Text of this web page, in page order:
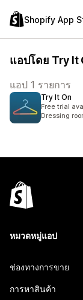
Shopify App
แอปโดย Try It
แอป 1 รายการ
Try It On
Free trial
Dressing
หมวดหมู่แอป
ช่องทางการขาย
การหาสินค้า